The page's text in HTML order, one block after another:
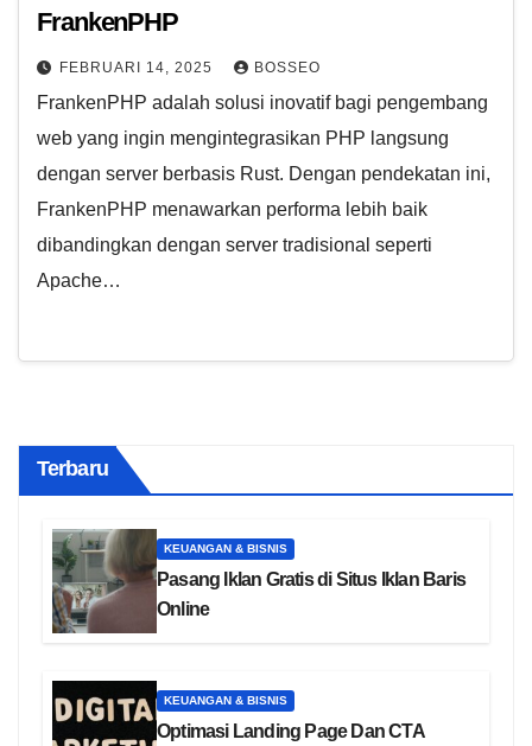
FrankenPHP
FEBRUARI 14, 2025 BOSSEO
FrankenPHP adalah solusi inovatif bagi pengembang
web yang ingin mengintegrasikan PHP langsung
dengan server berbasis Rust. Dengan pendekatan ini,
FrankenPHP menawarkan performa lebih baik
dibandingkan dengan server tradisional seperti
Apache…
Terbaru
KEUANGAN & BISNIS
Pasang Iklan Gratis di Situs Iklan Baris
Online
KEUANGAN & BISNIS
Optimasi Landing Page Dan CTA